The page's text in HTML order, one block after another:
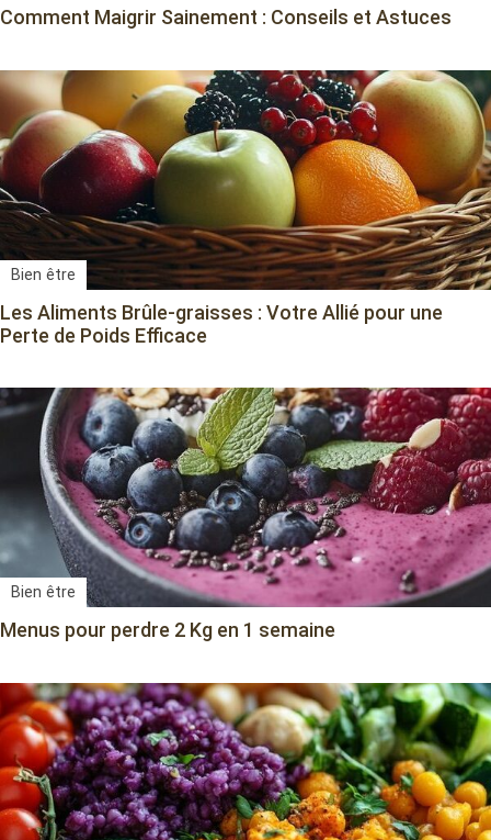
Comment Maigrir Sainement : Conseils et Astuces
Bien être
Les Aliments Brûle-graisses : Votre Allié pour une
Perte de Poids Efficace
Bien être
Menus pour perdre 2 Kg en 1 semaine